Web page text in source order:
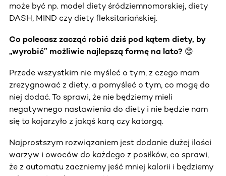
może być np. model diety śródziemnomorskiej, diety
DASH, MIND czy diety fleksitariańskiej.
Co polecasz zacząć robić dziś pod kątem diety, by
„wyrobić” możliwie najlepszą formę na lato? 😊
Przede wszystkim nie myśleć o tym, z czego mam
zrezygnować z diety, a pomyśleć o tym, co mogę do
niej dodać. To sprawi, że nie będziemy mieli
negatywnego nastawienia do diety i nie będzie nam
się to kojarzyło z jakąś karą czy katorgą.
Najprostszym rozwiązaniem jest dodanie dużej ilości
warzyw i owoców do każdego z posiłków, co sprawi,
że z automatu zaczniemy jeść mniej kalorii i będziemy